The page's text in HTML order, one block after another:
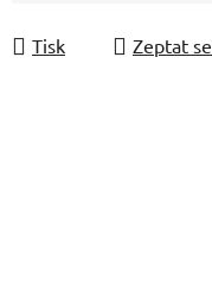
Tisk
Zeptat se